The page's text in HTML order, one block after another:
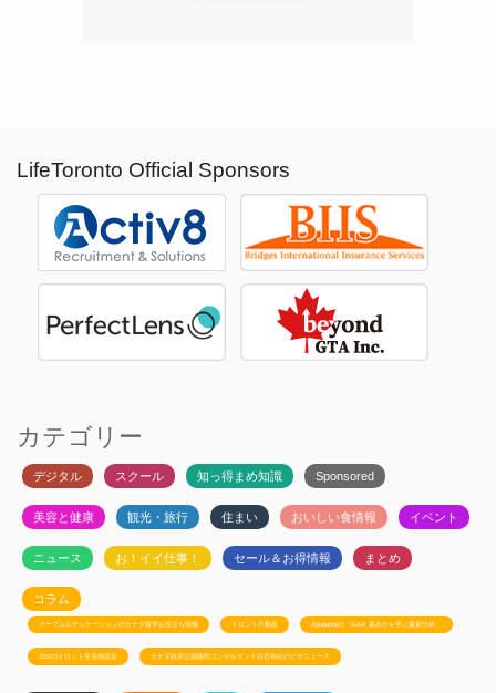
LifeToronto Official Sponsors
カテゴリー
デジタル スクール 知っ得まめ知識 Sponsored
美容と健康 観光・旅行 住まい おいしい食情報 イベント
ニュース お！イイ仕事！ セール＆お得情報 まとめ
コラム
メープルエデュケーションのカナダ留学お役立ち情報 トロント不動産 Ayudanteの「GA4: 基本から学ぶ最新分析」
JSSのトロント生活相談室 カナダ政府公認移民コンサルタント白石有紀のビザニュース